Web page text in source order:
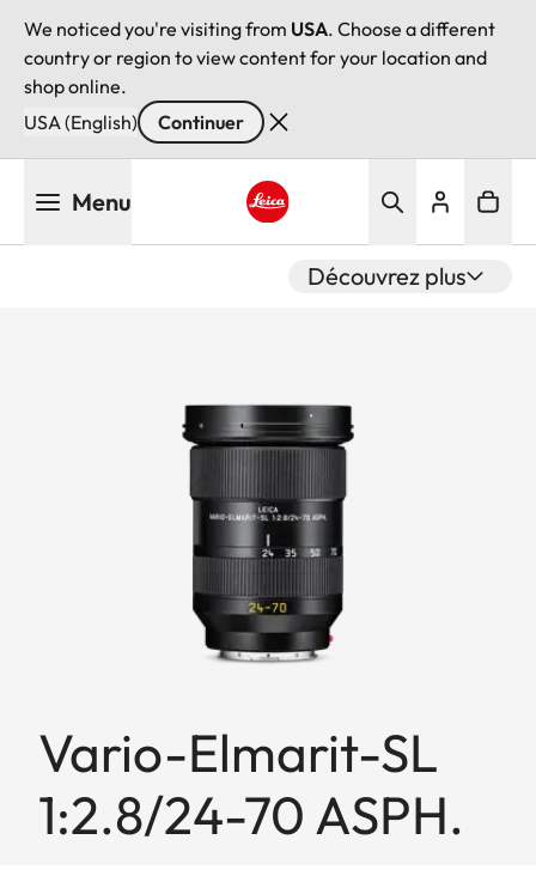
We noticed you're visiting from USA. Choose a different
country or region to view content for your location and
shop online.
USA (English)
Continuer
Menu
Découvrez plus
Vario-Elmarit-SL
1:2.8/24-70 ASPH.